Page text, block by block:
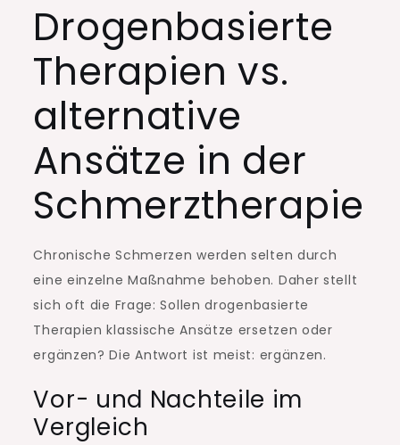
Drogenbasierte
Therapien vs.
alternative
Ansätze in der
Schmerztherapie
Chronische Schmerzen werden selten durch
eine einzelne Maßnahme behoben. Daher stellt
sich oft die Frage: Sollen drogenbasierte
Therapien klassische Ansätze ersetzen oder
ergänzen? Die Antwort ist meist: ergänzen.
Vor- und Nachteile im
Vergleich